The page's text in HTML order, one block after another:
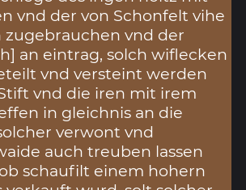
vnd der von Schonfelt vihe
zugebrauchen vnd der
an eintrag, solch wiflecken
vnd versteint werden
vnd die iren mit irem
in gleichnis an die
verwont vnd
auch treuben lassen
schaufilt einem hohern